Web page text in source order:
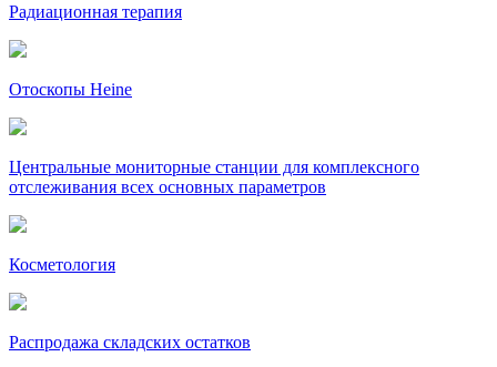
Радиационная терапия
Отоскопы Heine
Центральные мониторные станции для комплексного
отслеживания всех основных параметров
Косметология
Распродажа складских остатков